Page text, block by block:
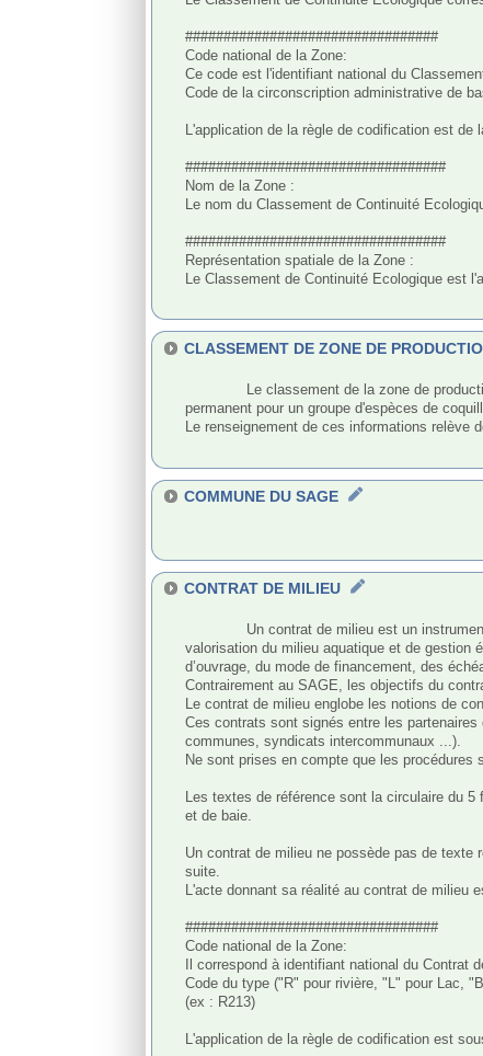
#################################
Code national de la Zone:
Ce code est l'identifiant national du
Code de la circonscription administrative de
L'application de la règle de codification est
##################################
Nom de la Zone :
Le nom du Classement de Continuité
##################################
Représentation spatiale de la Zone :
Le Classement de Continuité Ecologique est
CLASSEMENT DE ZONE DE
permanent pour un groupe d'espèces de
Le renseignement de ces informations relève
COMMUNE DU SAGE
CONTRAT DE MILIEU
valorisation du milieu aquatique et de gestion
d’ouvrage, du mode de financement, des
Contrairement au SAGE, les objectifs du
Le contrat de milieu englobe les notions de
Ces contrats sont signés entre les
communes, syndicats intercommunaux ...).
Ne sont prises en compte que les procédures
Les textes de référence sont la circulaire du
et de baie.
Un contrat de milieu ne possède pas de texte
suite.
L'acte donnant sa réalité au contrat de milieu
#################################
Code national de la Zone:
Il correspond à identifiant national du
Code du type ("R" pour rivière, "L" pour Lac,
(ex : R213)
L'application de la règle de codification est